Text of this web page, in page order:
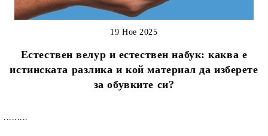
Естествен велур и естествен набук: каква е
истинската разлика и кой материал да изберете
за обувките си?
19 Ное 2025
.........